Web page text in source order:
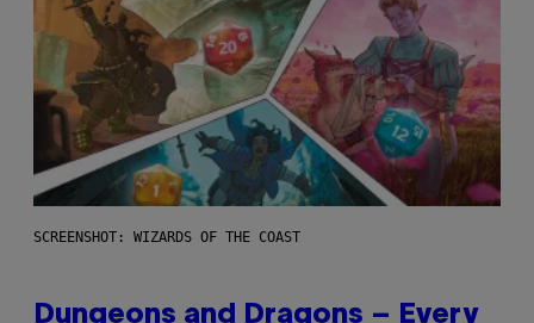
SCREENSHOT: WIZARDS OF THE COAST
Dungeons and Dragons – Every